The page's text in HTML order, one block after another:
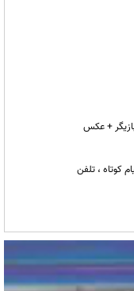
+ عکس
کوتاه ، تلفن